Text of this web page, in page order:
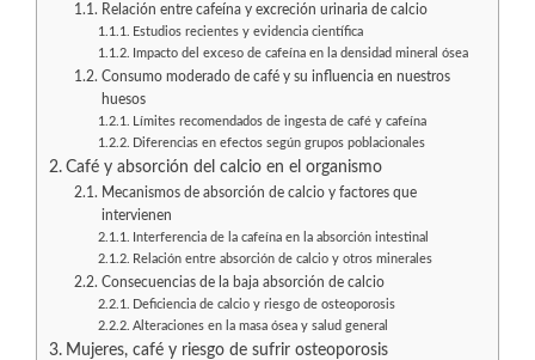
Relación entre cafeína y excreción urinaria de calcio
Estudios recientes y evidencia científica
Impacto del exceso de cafeína en la densidad mineral ósea
Consumo moderado de café y su influencia en nuestros
huesos
Límites recomendados de ingesta de café y cafeína
Diferencias en efectos según grupos poblacionales
Café y absorción del calcio en el organismo
Mecanismos de absorción de calcio y factores que
intervienen
Interferencia de la cafeína en la absorción intestinal
Relación entre absorción de calcio y otros minerales
Consecuencias de la baja absorción de calcio
Deficiencia de calcio y riesgo de osteoporosis
Alteraciones en la masa ósea y salud general
Mujeres, café y riesgo de sufrir osteoporosis